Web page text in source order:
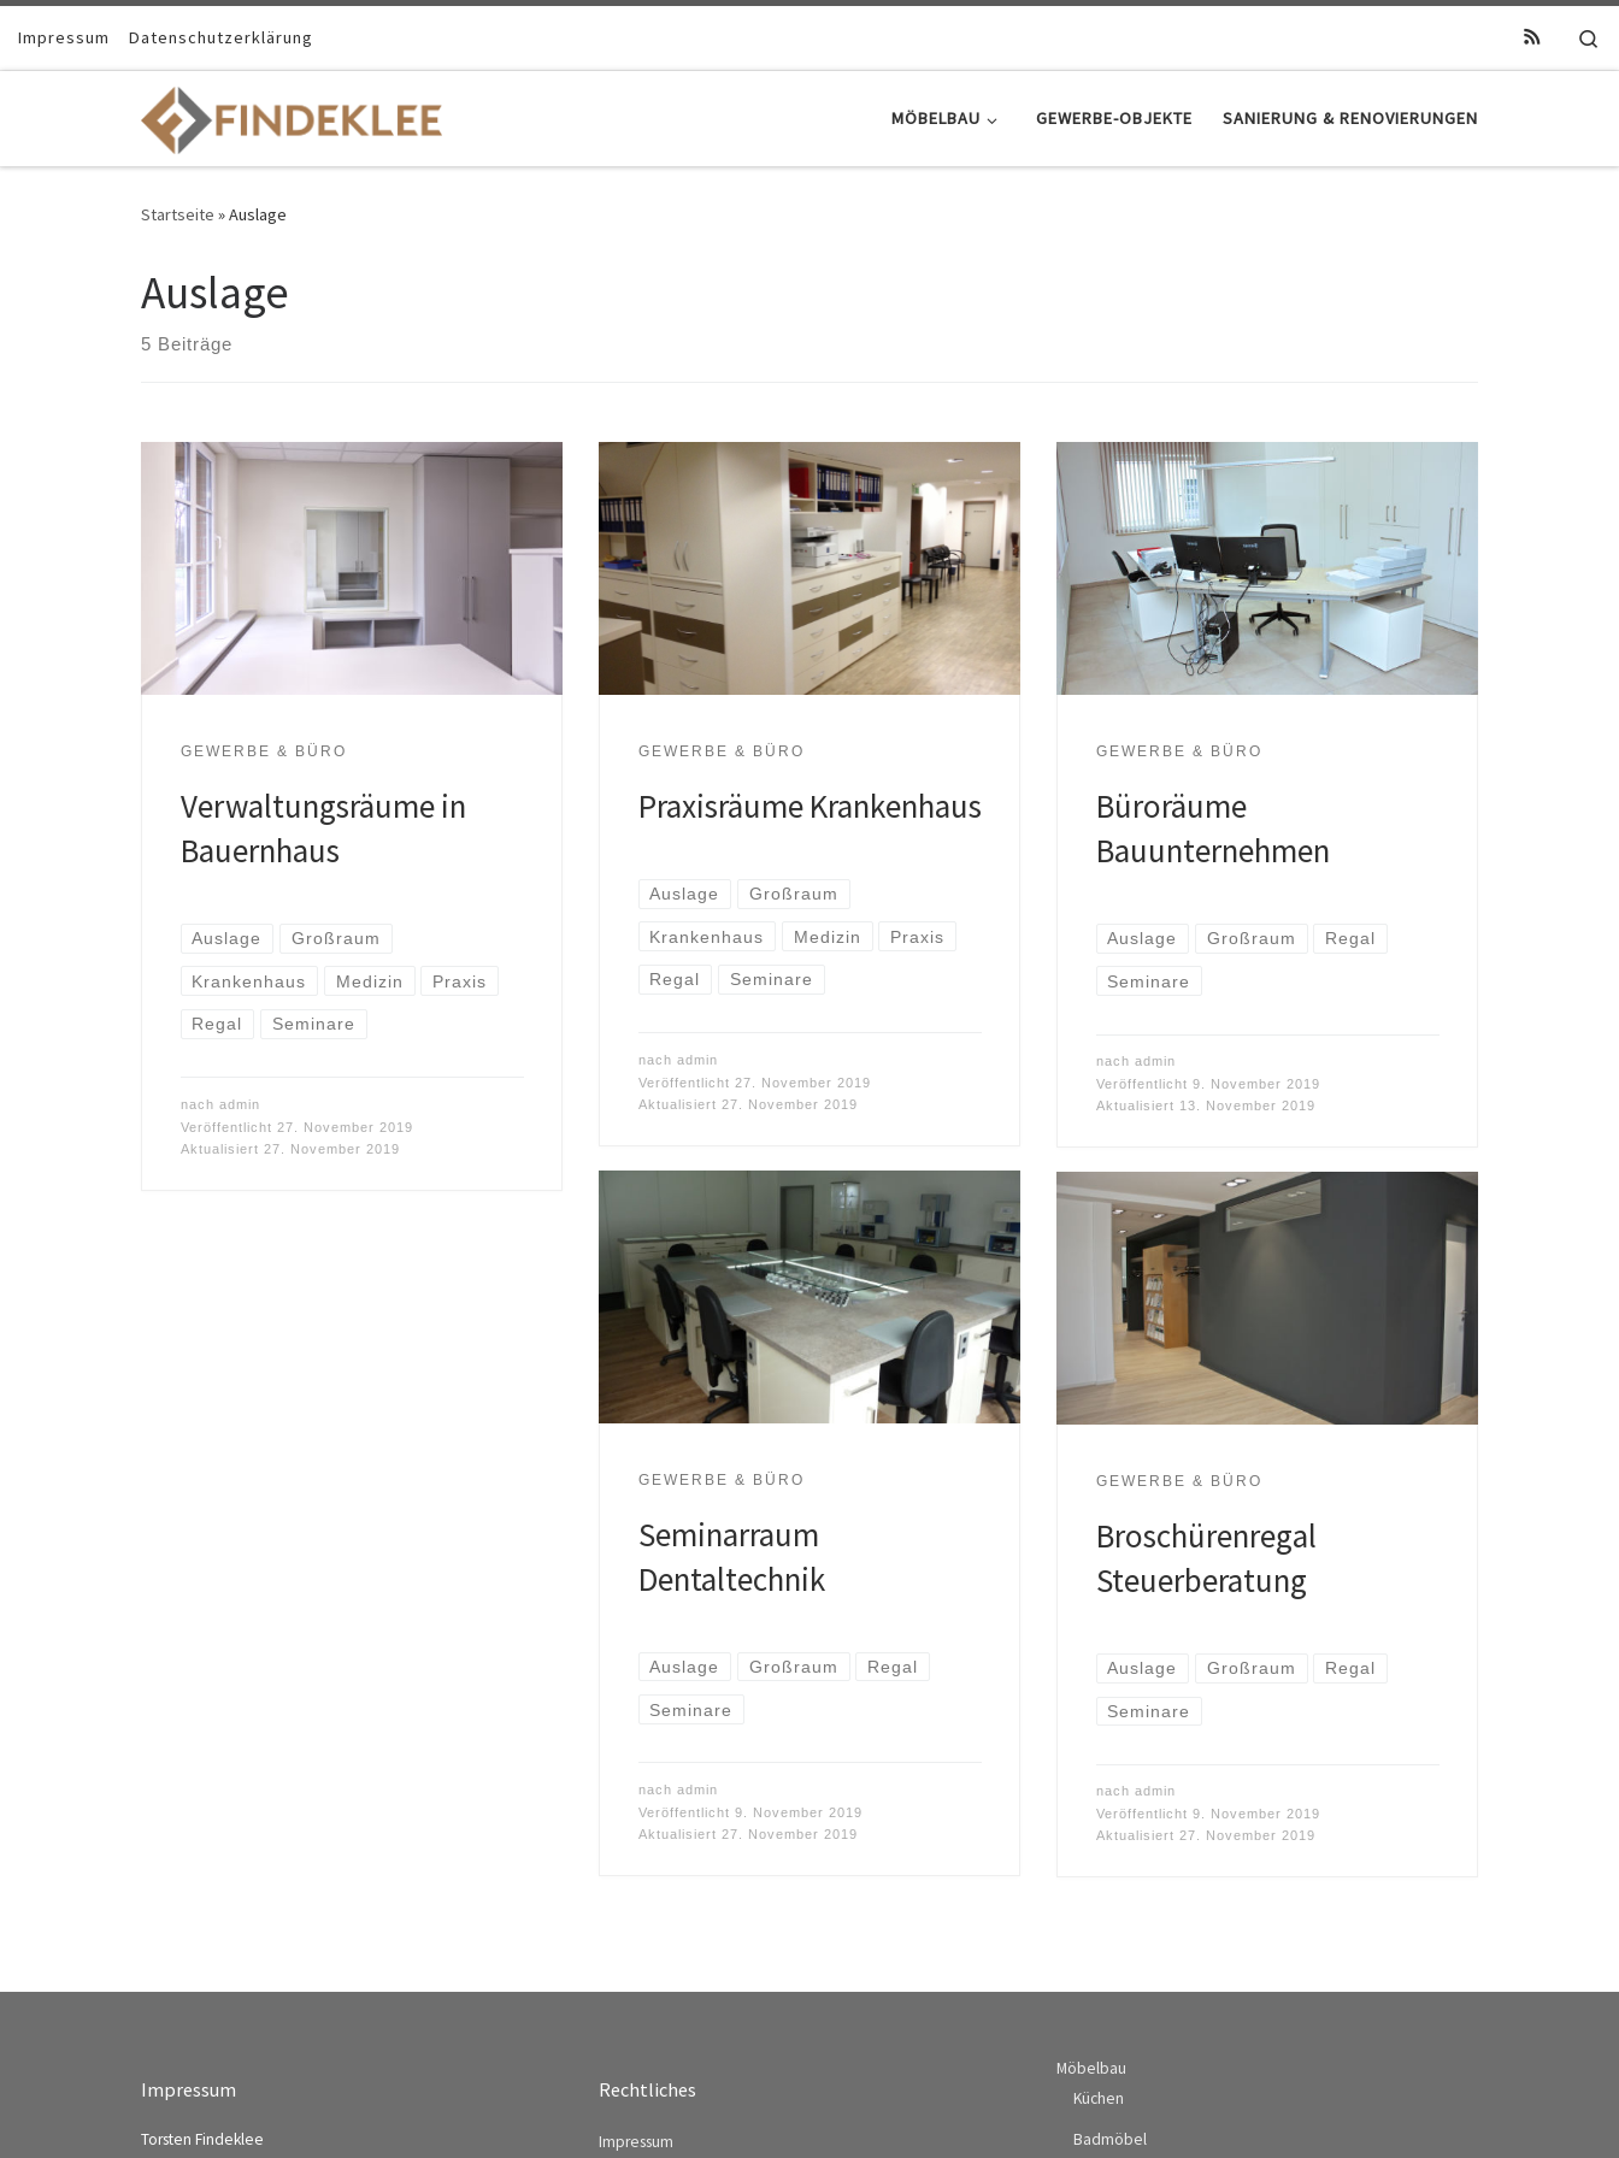
Impressum Datenschutzerklärung
MÖBELBAU GEWERBE-OBJEKTE SANIERUNG & RENOVIERUNGEN
Startseite »Auslage
Auslage
5 Beiträge
GEWERBE & BÜRO
Verwaltungsräume in
Bauernhaus
Auslage Großraum
Krankenhaus Medizin Praxis
Regal Seminare
nach admin
Veröffentlicht 27. November 2019
Aktualisiert 27. November 2019
GEWERBE & BÜRO
Praxisräume Krankenhaus
Auslage Großraum
Krankenhaus Medizin Praxis
Regal Seminare
nach admin
Veröffentlicht 27. November 2019
Aktualisiert 27. November 2019
GEWERBE & BÜRO
Büroräume
Bauunternehmen
Auslage Großraum Regal
Seminare
nach admin
Veröffentlicht 9. November 2019
Aktualisiert 13. November 2019
GEWERBE & BÜRO
Seminarraum
Dentaltechnik
Auslage Großraum Regal
Seminare
nach admin
Veröffentlicht 9. November 2019
Aktualisiert 27. November 2019
GEWERBE & BÜRO
Broschürenregal
Steuerberatung
Auslage Großraum Regal
Seminare
nach admin
Veröffentlicht 9. November 2019
Aktualisiert 27. November 2019
Impressum
Torsten Findeklee
Rechtliches
Impressum
Möbelbau
Küchen
Badmöbel